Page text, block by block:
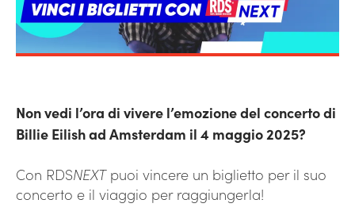
Non vedi l’ora di vivere l’emozione del concerto di
Billie Eilish ad Amsterdam il 4 maggio 2025?
Con RDSNEXTpuoi vincere un biglietto per il suo
concerto e il viaggio per raggiungerla!